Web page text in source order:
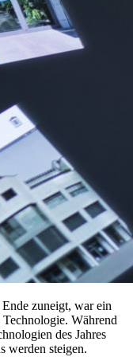
Ende zuneigt, war ein
Während
des Jahres
werden steigen.